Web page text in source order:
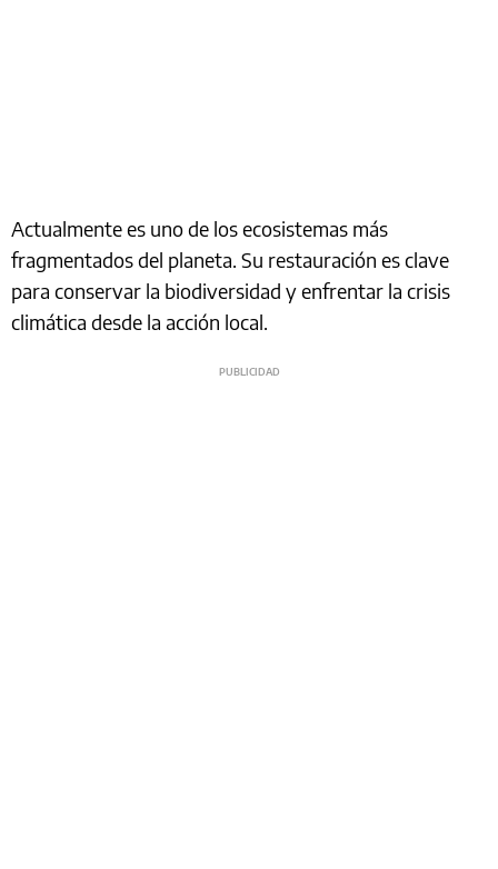
Actualmente es uno de los ecosistemas más
fragmentados del planeta. Su restauración es clave
para conservar la biodiversidad y enfrentar la crisis
climática desde la acción local.